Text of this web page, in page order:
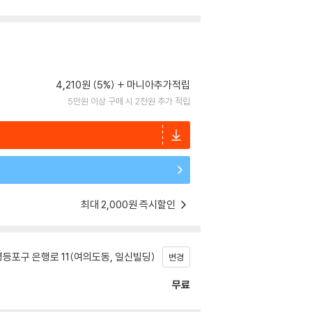
4,210원 (5%) 마니아추가적립
5만원 이상 구매 시 2천원 추가 적립
최대 2,000원 즉시할인
포구 은행로 11(여의도동, 일신빌딩) 변경
무료